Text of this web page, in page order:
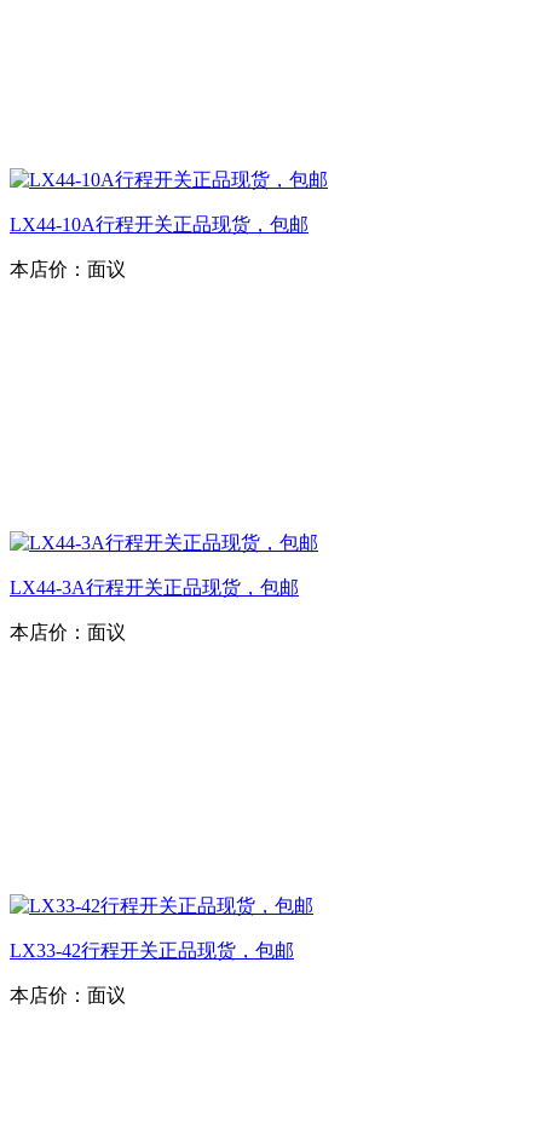
LX44-10A行程开关正品现货，包邮
本店价： 面议
LX44-3A行程开关正品现货，包邮
本店价： 面议
LX33-42行程开关正品现货，包邮
本店价： 面议